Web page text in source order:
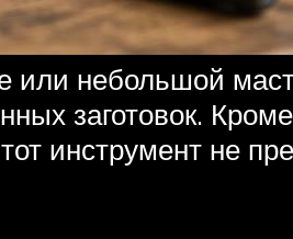
небольшой
заготовок.
инструмент не